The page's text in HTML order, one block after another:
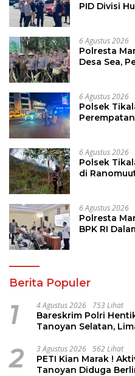
PID Divisi
6 Agustus 2026
Polresta
Desa Sea,
6 Agustus 2026
Polsek
6 Agustus 2026
Polsek
di
6 Agustus 2026
Polresta
BPK RI
Berita Populer
1 4 Agustus 2026 753 Lihat
Bareskrim Polri
Tanoyan Selatan,
2 3 Agustus 2026 562 Lihat
PETI Kian Marak !
Tanoyan Diduga